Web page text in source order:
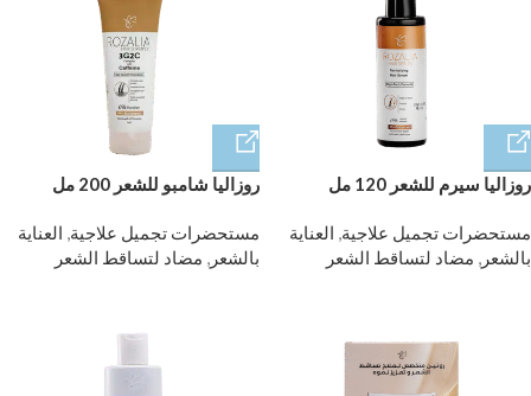
روزاليا سيرم للشعر 120 مل
مستحضرات تجميل علاجية, العناية
بالشعر , مضاد لتساقط الشعر
روزاليا شامبو للشعر 200 مل
مستحضرات تجميل علاجية, العناية
بالشعر , مضاد لتساقط الشعر